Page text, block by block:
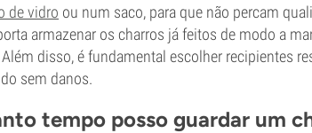
de vidro ou num saco, para que não percam
armazenar os charros já feitos de modo a
disso, é fundamental escolher recipientes
sem danos.
tempo posso guardar um